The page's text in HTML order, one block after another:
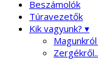
Beszámolók
Túravezetők
Kik vagyunk? ▾